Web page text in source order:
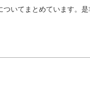
いてまとめています。